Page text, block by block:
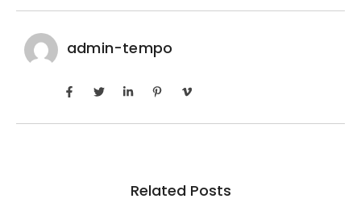
admin-tempo
Related Posts